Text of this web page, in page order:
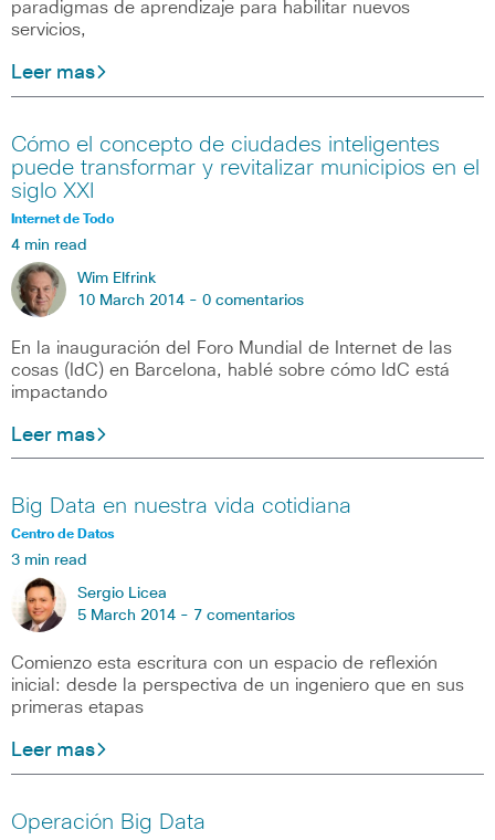
paradigmas de aprendizaje para habilitar nuevos
servicios,
Leer mas
Cómo el concepto de ciudades inteligentes
puede transformar y revitalizar municipios en el
siglo XXI
Internet de Todo
4 min read
Wim Elfrink
10 March 2014 - 0 comentarios
En la inauguración del Foro Mundial de Internet de las
cosas (IdC) en Barcelona, hablé sobre cómo IdC está
impactando
Leer mas
Big Data en nuestra vida cotidiana
Centro de Datos
3 min read
Sergio Licea
5 March 2014 - 7 comentarios
Comienzo esta escritura con un espacio de reflexión
inicial: desde la perspectiva de un ingeniero que en sus
primeras etapas
Leer mas
Operación Big Data